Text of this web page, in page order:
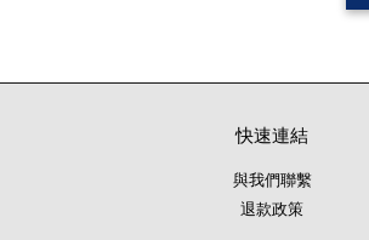
快速連結
與我們聯繫
退款政策